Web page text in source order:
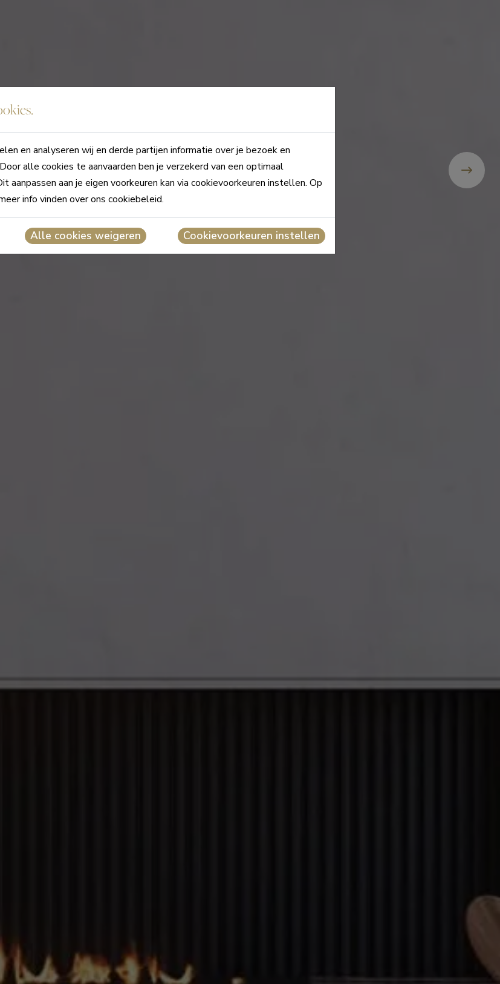
en analyseren wij en derde partijen informatie over je bezoek en
alle cookies te aanvaarden ben je verzekerd van een optimaal
aanpassen aan je eigen voorkeuren kan via cookievoorkeuren instellen. Op
info vinden over ons cookiebeleid.
Alle cookies weigeren Cookievoorkeuren instellen